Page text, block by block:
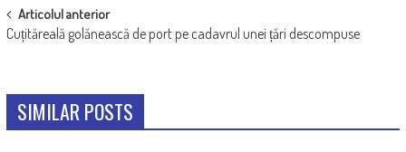
POST
NAVIGATION
Articolul anterior
Cuțităreală golănească de port pe cadavrul unei țări descompuse
SIMILAR POSTS